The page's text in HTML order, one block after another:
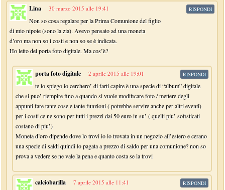
Lina 30 marzo 2015 alle 19:41
Non so cosa regalare per la Prima Comunione del figlio
di mio nipote (sono la zia). Avevo pensato ad una moneta
d’oro ma non so i costi e non so se è indicata.
Ho letto del porta foto digitale. Ma cos’è?
RISPONDI
porta foto digitale 2 aprile 2015 alle 19:01
te lo spiego io cerchero’ di farti capire è una specie di “album” digitale
che si puo’ riempire fino a quando si vuole modificare foto / mettere degli
appunti fare tante cose e tante funzioni ( potrebbe servire anche per altri eventi)
per i costi ce ne sono per tutti i prezzi dai 50 euro in su’ ( quelli piu’ sofisticati
costano di piu’)
Moneta d’oro dipende dove lo trovi io lo trovata in un negozio all’estero e cerano
una specie di saldi quindi lo pagata a prezzo di saldo per una comunione? non so
prova a vedere se ne vale la pena e quanto costa se la trovi
RISPONDI
calciobarilla 7 aprile 2015 alle 11:41 RISPONDI